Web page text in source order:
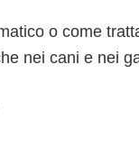
o come
nei cani e nei